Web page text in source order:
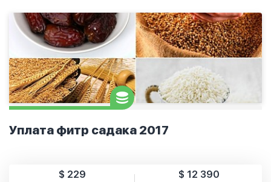
Уплата фитр садака 2017
$ 229 $ 12 390